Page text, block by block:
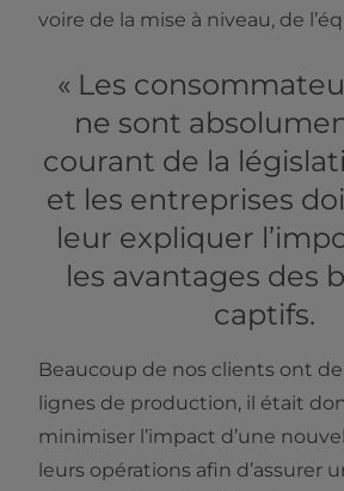
voire de la mise à niveau, de
« Les
ne sont
courant de la
et les entreprises
leur expliquer
les avantages des
captifs.
Beaucoup de nos clients ont
lignes de production, il était
minimiser l’impact d’une
leurs opérations afin d’assurer